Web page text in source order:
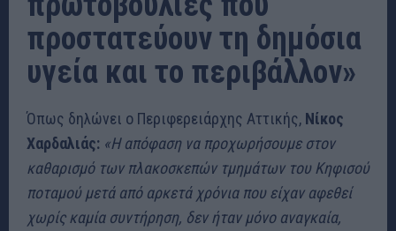
προστατεύουν τη δημόσια
υγεία και το περιβάλλον»
Όπως δηλώνει ο Περιφερειάρχης Αττικής, Νίκος
Χαρδαλιάς: «Η απόφαση να προχωρήσουμε στον
καθαρισμό των πλακοσκεπών τμημάτων του Κηφισού
ποταμού μετά από αρκετά χρόνια που είχαν αφεθεί
χωρίς καμία συντήρηση, δεν ήταν μόνο αναγκαία,